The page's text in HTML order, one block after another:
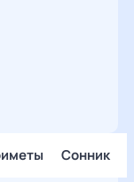
Сонник